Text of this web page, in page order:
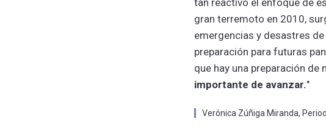
tan reactivo el enfoque de
gran terremoto en 2010,
emergencias y desastres
preparación para futuras
que hay una preparación de
importante de avanzar."
Verónica Zúñiga Miranda,